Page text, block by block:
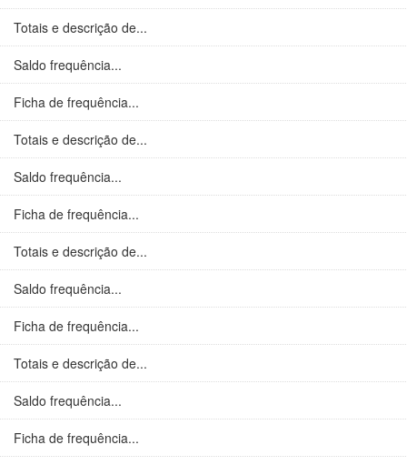
Totais e descrição de...
Saldo frequência...
Ficha de frequência...
Totais e descrição de...
Saldo frequência...
Ficha de frequência...
Totais e descrição de...
Saldo frequência...
Ficha de frequência...
Totais e descrição de...
Saldo frequência...
Ficha de frequência...